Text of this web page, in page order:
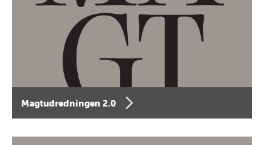
Magtudredningen 2.0